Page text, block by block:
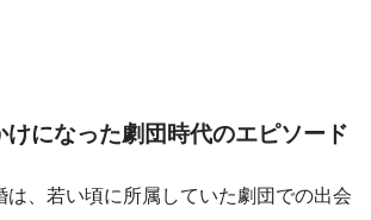
けになった劇団時代のエピソード
は、若い頃に所属していた劇団での出会